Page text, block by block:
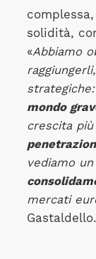
solidità,
«Abbiamo
mondo
crescita
vediamo
mercati
Gastaldello.